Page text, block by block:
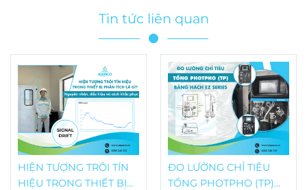
Tin tức liên quan
HIỆN TƯỢNG TRÔI TÍN
HIỆU TRONG THIẾT BỊ
ĐO LƯỜNG CHỈ TIÊU
TỔNG PHOTPHO (TP)